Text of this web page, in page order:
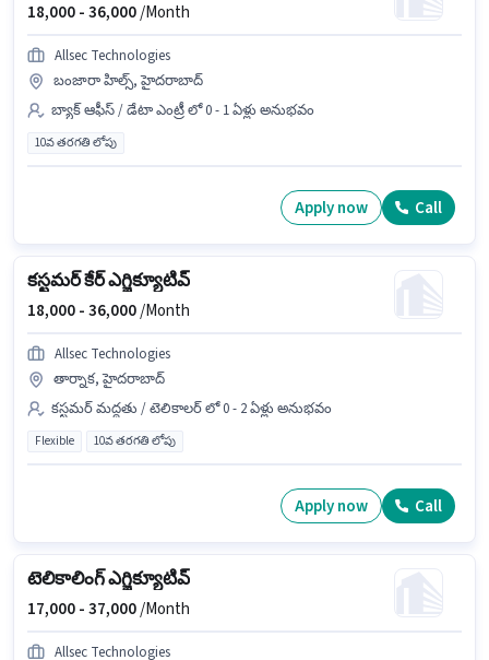
18,000 -36,000/Month
Allsec Technologies
బంజారా హిల్స్, హైదరాబాద్
బ్యాక్ ఆఫీస్ / డేటా ఎంట్రీ లో 0 - 1 ఏళ్లు అనుభవం
10వ తరగతి లోపు
Apply now Call
కస్టమర్ కేర్ ఎగ్జిక్యూటివ్
18,000 -36,000/Month
Allsec Technologies
తార్నాక, హైదరాబాద్
కస్టమర్ మద్దతు / టెలికాలర్ లో 0 - 2 ఏళ్లు అనుభవం
Flexible 10వ తరగతి లోపు
Apply now Call
టెలికాలింగ్ ఎగ్జిక్యూటివ్
17,000 -37,000/Month
Allsec Technologies